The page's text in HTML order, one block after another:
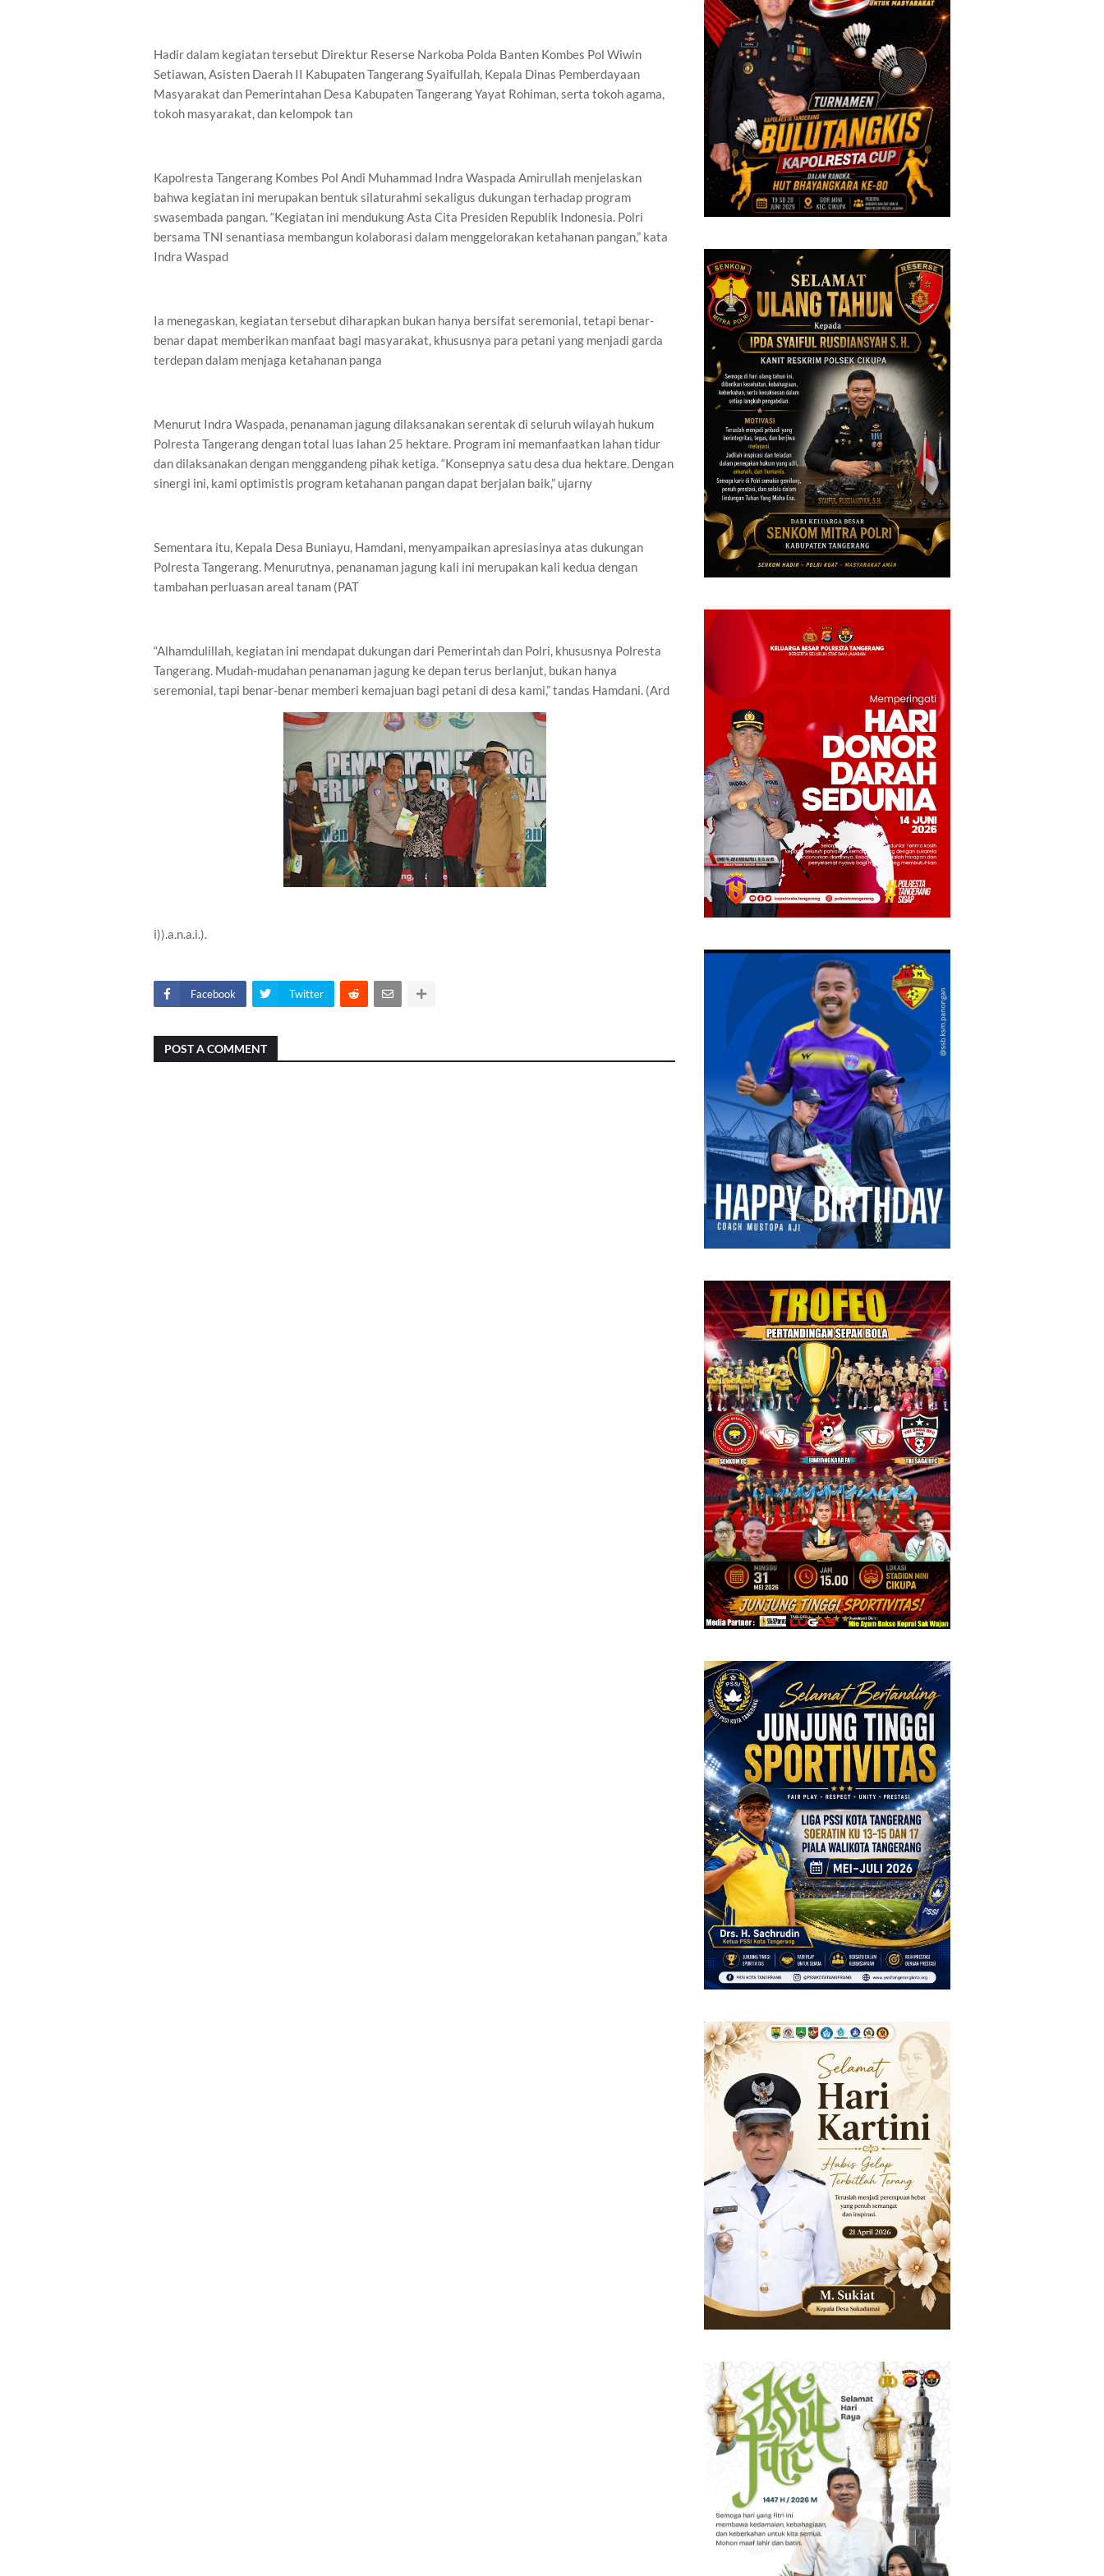
Hadir dalam kegiatan tersebut Direktur Reserse Narkoba Polda Banten Kombes Pol Wiwin
Setiawan, Asisten Daerah II Kabupaten Tangerang Syaifullah, Kepala Dinas Pemberdayaan
Masyarakat dan Pemerintahan Desa Kabupaten Tangerang Yayat Rohiman, serta tokoh agama,
tokoh masyarakat, dan kelompok tan
Kapolresta Tangerang Kombes Pol Andi Muhammad Indra Waspada Amirullah menjelaskan
bahwa kegiatan ini merupakan bentuk silaturahmi sekaligus dukungan terhadap program
swasembada pangan. “Kegiatan ini mendukung Asta Cita Presiden Republik Indonesia. Polri
bersama TNI senantiasa membangun kolaborasi dalam menggelorakan ketahanan pangan,” kata
Indra Waspad
Ia menegaskan, kegiatan tersebut diharapkan bukan hanya bersifat seremonial, tetapi benar-
benar dapat memberikan manfaat bagi masyarakat, khususnya para petani yang menjadi garda
terdepan dalam menjaga ketahanan panga
Menurut Indra Waspada, penanaman jagung dilaksanakan serentak di seluruh wilayah hukum
Polresta Tangerang dengan total luas lahan 25 hektare. Program ini memanfaatkan lahan tidur
dan dilaksanakan dengan menggandeng pihak ketiga. “Konsepnya satu desa dua hektare. Dengan
sinergi ini, kami optimistis program ketahanan pangan dapat berjalan baik,” ujarny
Sementara itu, Kepala Desa Buniayu, Hamdani, menyampaikan apresiasinya atas dukungan
Polresta Tangerang. Menurutnya, penanaman jagung kali ini merupakan kali kedua dengan
tambahan perluasan areal tanam (PAT
“Alhamdulillah, kegiatan ini mendapat dukungan dari Pemerintah dan Polri, khususnya Polresta
Tangerang. Mudah-mudahan penanaman jagung ke depan terus berlanjut, bukan hanya
seremonial, tapi benar-benar memberi kemajuan bagi petani di desa kami,” tandas Hamdani. (Ard
i)).a.n.a.i.).
Facebook Twitter
POST A COMMENT